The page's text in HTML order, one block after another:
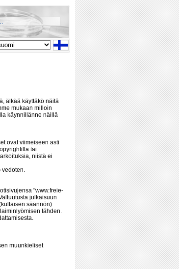
älkää käyttäkö näitä
mukaan milloin
käynnillänne näillä
ovat viimeiseen asti
tai
niistä ei
vedoten.
"www.freie-
julkaisuun
säännön)
tähden.
muunkieliset